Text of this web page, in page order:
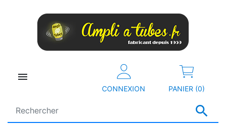


CONNEXION PANIER (0)